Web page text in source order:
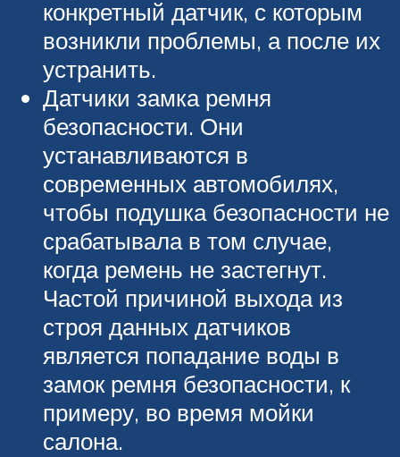
конкретный датчик, с которым
возникли проблемы, а после их
устранить.
Датчики замка ремня
безопасности. Они
устанавливаются в
современных автомобилях,
чтобы подушка безопасности не
срабатывала в том случае,
когда ремень не застегнут.
Частой причиной выхода из
строя данных датчиков
является попадание воды в
замок ремня безопасности, к
примеру, во время мойки
салона.